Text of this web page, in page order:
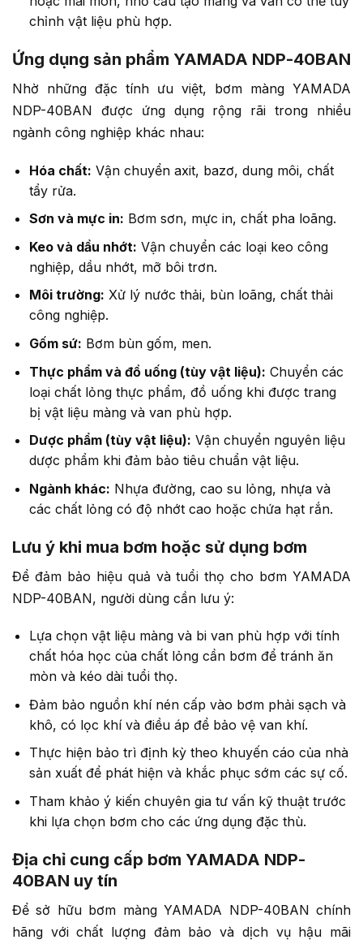
chỉnh vật liệu phù hợp.
Ứng dụng sản phẩm YAMADA NDP-40BAN
Nhờ những đặc tính ưu việt, bơm màng YAMADA
NDP-40BAN được ứng dụng rộng rãi trong nhiều
ngành công nghiệp khác nhau:
Hóa chất: Vận chuyển axit, bazơ, dung môi, chất
tẩy rửa.
Sơn và mực in: Bơm sơn, mực in, chất pha loãng.
Keo và dầu nhớt: Vận chuyển các loại keo công
nghiệp, dầu nhớt, mỡ bôi trơn.
Môi trường: Xử lý nước thải, bùn loãng, chất thải
công nghiệp.
Gốm sứ: Bơm bùn gốm, men.
Thực phẩm và đồ uống (tùy vật liệu): Chuyển các
loại chất lỏng thực phẩm, đồ uống khi được trang
bị vật liệu màng và van phù hợp.
Dược phẩm (tùy vật liệu): Vận chuyển nguyên liệu
dược phẩm khi đảm bảo tiêu chuẩn vật liệu.
Ngành khác: Nhựa đường, cao su lỏng, nhựa và
các chất lỏng có độ nhớt cao hoặc chứa hạt rắn.
Lưu ý khi mua bơm hoặc sử dụng bơm
Để đảm bảo hiệu quả và tuổi thọ cho bơm YAMADA
NDP-40BAN, người dùng cần lưu ý:
Lựa chọn vật liệu màng và bi van phù hợp với tính
chất hóa học của chất lỏng cần bơm để tránh ăn
mòn và kéo dài tuổi thọ.
Đảm bảo nguồn khí nén cấp vào bơm phải sạch và
khô, có lọc khí và điều áp để bảo vệ van khí.
Thực hiện bảo trì định kỳ theo khuyến cáo của nhà
sản xuất để phát hiện và khắc phục sớm các sự cố.
Tham khảo ý kiến chuyên gia tư vấn kỹ thuật trước
khi lựa chọn bơm cho các ứng dụng đặc thù.
Địa chỉ cung cấp bơm YAMADA NDP-
40BAN uy tín
Để sở hữu bơm màng YAMADA NDP-40BAN chính
hãng với chất lượng đảm bảo và dịch vụ hậu mãi